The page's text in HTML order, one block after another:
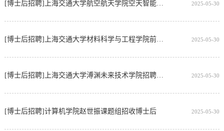
[博士后招聘]上海交通大学航空航天学院空天智能光电技术实验室招聘博士后 2025-05-30
[博士后招聘]上海交通大学材料科学与工程学院前沿材料研究所招聘功金属材料/无机非金属方向博士后 2025-05-30
[博士后招聘]上海交通大学溥渊未来技术学院招聘电子显微学/人工智能方向博士后 2025-05-30
[博士后招聘]计算机学院赵世振课题组招收博士后 2025-05-30